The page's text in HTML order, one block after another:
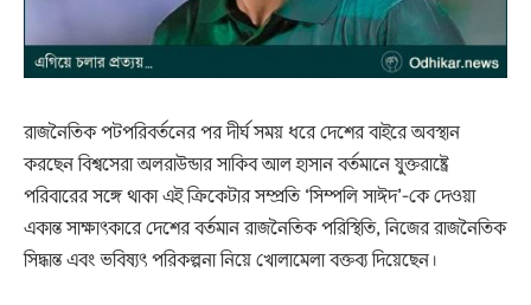
রাজনৈতিক পটপরিবর্তনের পর দীর্ঘ সময় ধরে দেশের বাইরে অবস্থান
করছেন বিশ্বসেরা অলরাউন্ডার সাকিব আল হাসান বর্তমানে যুক্তরাষ্ট্রে
পরিবারের সঙ্গে থাকা এই ক্রিকেটার সম্প্রতি ‘সিম্পলি সাঈদ’-কে দেওয়া
একান্ত সাক্ষাৎকারে দেশের বর্তমান রাজনৈতিক পরিস্থিতি, নিজের রাজনৈতিক
সিদ্ধান্ত এবং ভবিষ্যৎ পরিকল্পনা নিয়ে খোলামেলা বক্তব্য দিয়েছেন।